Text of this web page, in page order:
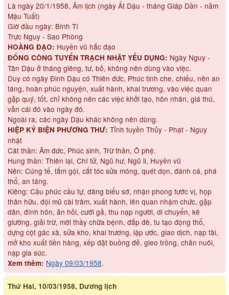
Là ngày 20/1/1958, Âm lịch (ngày Ất Dậu - tháng Giáp Dần - năm
Mậu Tuất)
Giờ đầu ngày: Bính Tí
Trực Nguy - Sao Phòng
HOÀNG ĐẠO: Huyền vũ hắc đạo
ĐỔNG CÔNG TUYỂN TRẠCH NHẬT YẾU DỤNG: Ngày Nguy -
Tân Dậu ở tháng giêng, tư, bỏ, không nên dùng vào việc.
Duy có ngày Đinh Dậu có Thiên đức, Phúc tinh che, chiếu, nên an
táng, hoàn phúc nguyện, xuất hành, khai trương, vào việc quan
gặp quý, tốt, chỉ không nên các việc khởi tạo, hôn nhân, giá thú,
vẫn cái đó vào ngày đó.
Ngoài ra, các ngày Dậu khác không nên dùng.
HIỆP KỶ BIỆN PHƯƠNG THƯ: Tỉnh tuyền Thủy - Phạt - Nguy
nhật
Cát thần: Âm đức, Phúc sinh, Trừ thần, Ô phệ.
Hung thần: Thiên lại, Chí tử, Ngũ hư, Ngũ li, Huyền vũ
Nên: Cúng tế, tắm gội, cắt tóc sửa móng, quét dọn, đánh cá, phá
thổ, an táng.
Kiêng: Cầu phúc cầu tự, dâng biểu sớ, nhận phong tước vị, họp
thân hữu, đội mũ cài trâm, xuất hành, lên quan nhậm chức, gặp
dân, đính hôn, ăn hỏi, cưới gả, thu nạp người, di chuyển, kê
giường, giải trừ, mời thầy chữa bệnh, đắp đê, tu tạo động thổ,
dựng cột gác xà, sửa kho, khai trương, lập ước, giao dịch, nạp tài,
mở kho xuất tiền hàng, xếp đặt buồng đẻ, gieo trồng, chăn nuôi,
nạp gia súc.
Xem thêm: Ngày 09/03/1958.
Thứ Hai, 10/03/1958, Dương lịch